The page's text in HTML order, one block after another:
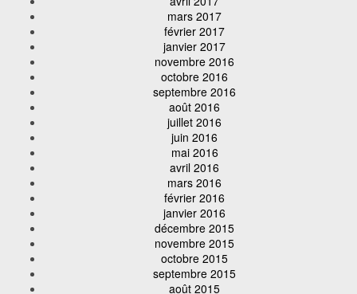
mars 2017
février 2017
janvier 2017
novembre 2016
octobre 2016
septembre 2016
août 2016
juillet 2016
juin 2016
mai 2016
avril 2016
mars 2016
février 2016
janvier 2016
décembre 2015
novembre 2015
octobre 2015
septembre 2015
août 2015